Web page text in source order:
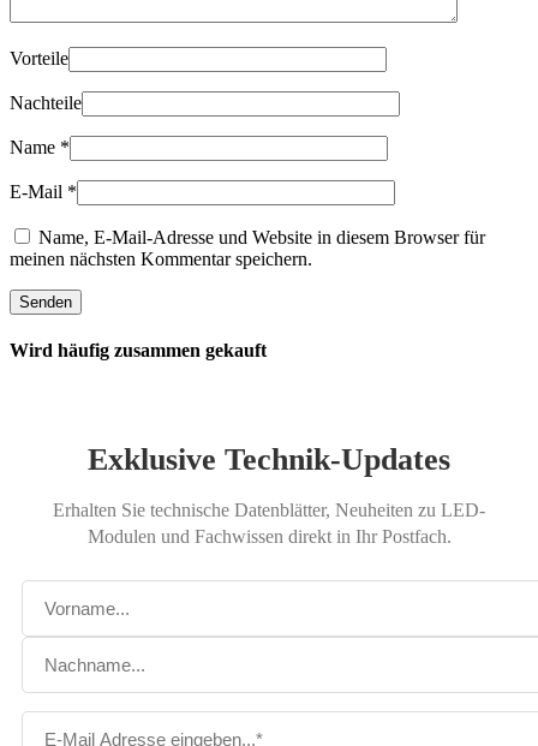
Vorteile
Nachteile
Name *
E-Mail *
Name, E-Mail-Adresse und Website in diesem Browser für
meinen nächsten Kommentar speichern.
Wird häufig zusammen gekauft
Exklusive Technik-Updates
Erhalten Sie technische Datenblätter, Neuheiten zu LED-
Modulen und Fachwissen direkt in Ihr Postfach.